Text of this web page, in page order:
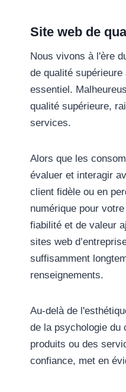
Site web de
Nous vivons à l'ère
de qualité
essentiel.
qualité supérieure,
services.
Alors que les
évaluer et interagir
client fidèle ou en
numérique pour
fiabilité et de valeur
sites web
suffisamment
renseignements.
Au-delà de
de la psychologie du
produits ou des
confiance, met en